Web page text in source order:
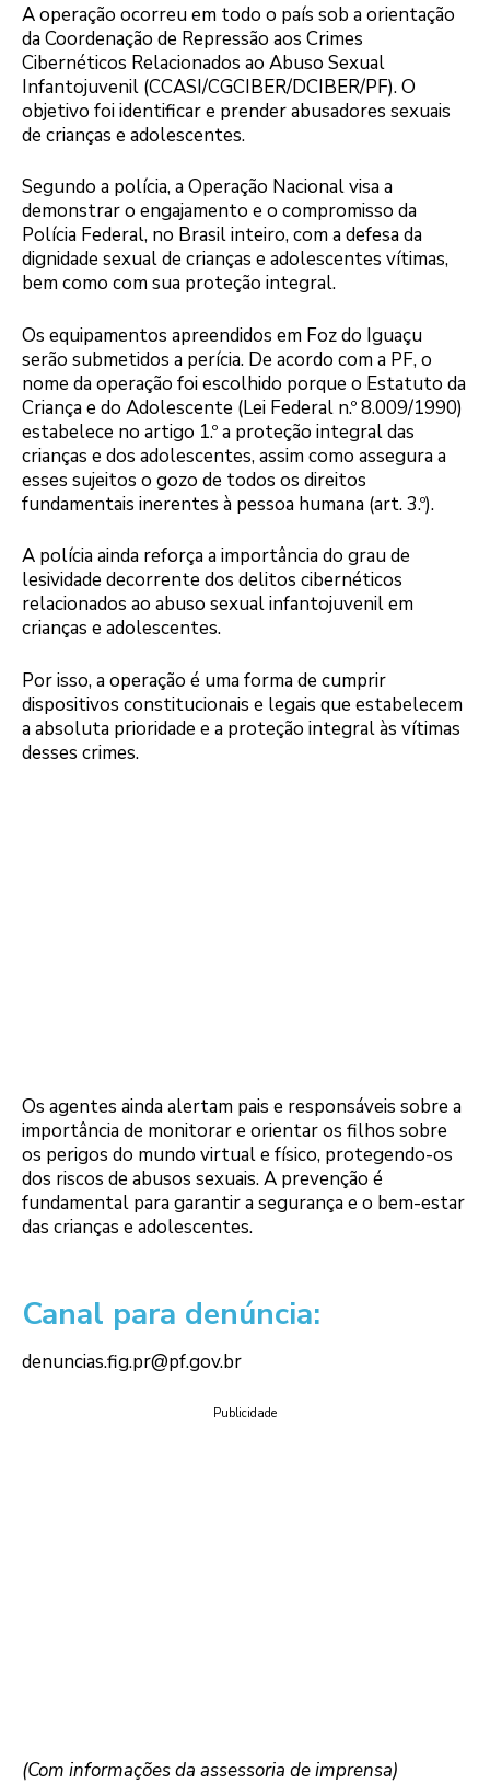
A operação ocorreu em todo o país sob a orientação
da Coordenação de Repressão aos Crimes
Cibernéticos Relacionados ao Abuso Sexual
Infantojuvenil (CCASI/CGCIBER/DCIBER/PF). O
objetivo foi identificar e prender abusadores sexuais
de crianças e adolescentes.
Segundo a polícia, a Operação Nacional visa a
demonstrar o engajamento e o compromisso da
Polícia Federal, no Brasil inteiro, com a defesa da
dignidade sexual de crianças e adolescentes vítimas,
bem como com sua proteção integral.
Os equipamentos apreendidos em Foz do Iguaçu
serão submetidos a perícia. De acordo com a PF, o
nome da operação foi escolhido porque o Estatuto da
Criança e do Adolescente (Lei Federal n.º 8.009/1990)
estabelece no artigo 1.º a proteção integral das
crianças e dos adolescentes, assim como assegura a
esses sujeitos o gozo de todos os direitos
fundamentais inerentes à pessoa humana (art. 3.º).
A polícia ainda reforça a importância do grau de
lesividade decorrente dos delitos cibernéticos
relacionados ao abuso sexual infantojuvenil em
crianças e adolescentes.
Por isso, a operação é uma forma de cumprir
dispositivos constitucionais e legais que estabelecem
a absoluta prioridade e a proteção integral às vítimas
desses crimes.
Os agentes ainda alertam pais e responsáveis sobre a
importância de monitorar e orientar os filhos sobre
os perigos do mundo virtual e físico, protegendo-os
dos riscos de abusos sexuais. A prevenção é
fundamental para garantir a segurança e o bem-estar
das crianças e adolescentes.
Canal para denúncia:
denuncias.fig.pr@pf.gov.br
Publicidade
(Com informações da assessoria de imprensa)